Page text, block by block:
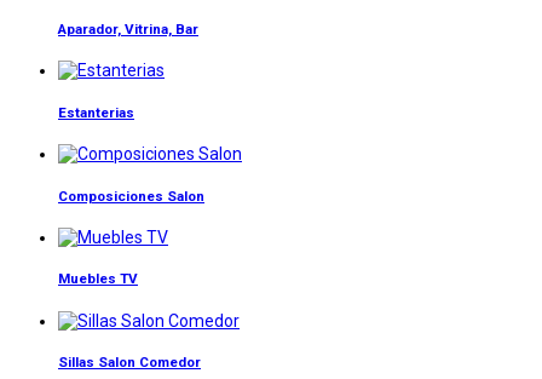
Aparador, Vitrina, Bar
Estanterias
Composiciones Salon
Muebles TV
Sillas Salon Comedor